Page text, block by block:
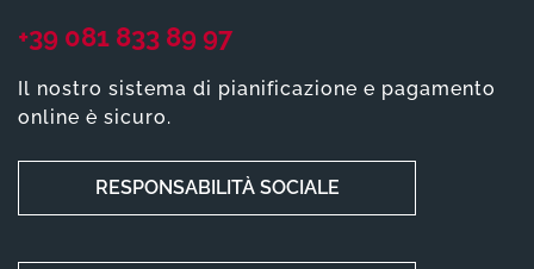
+39 081 833 89 97
Il nostro sistema di pianificazione e pagamento
online è sicuro.
RESPONSABILITÀ SOCIALE